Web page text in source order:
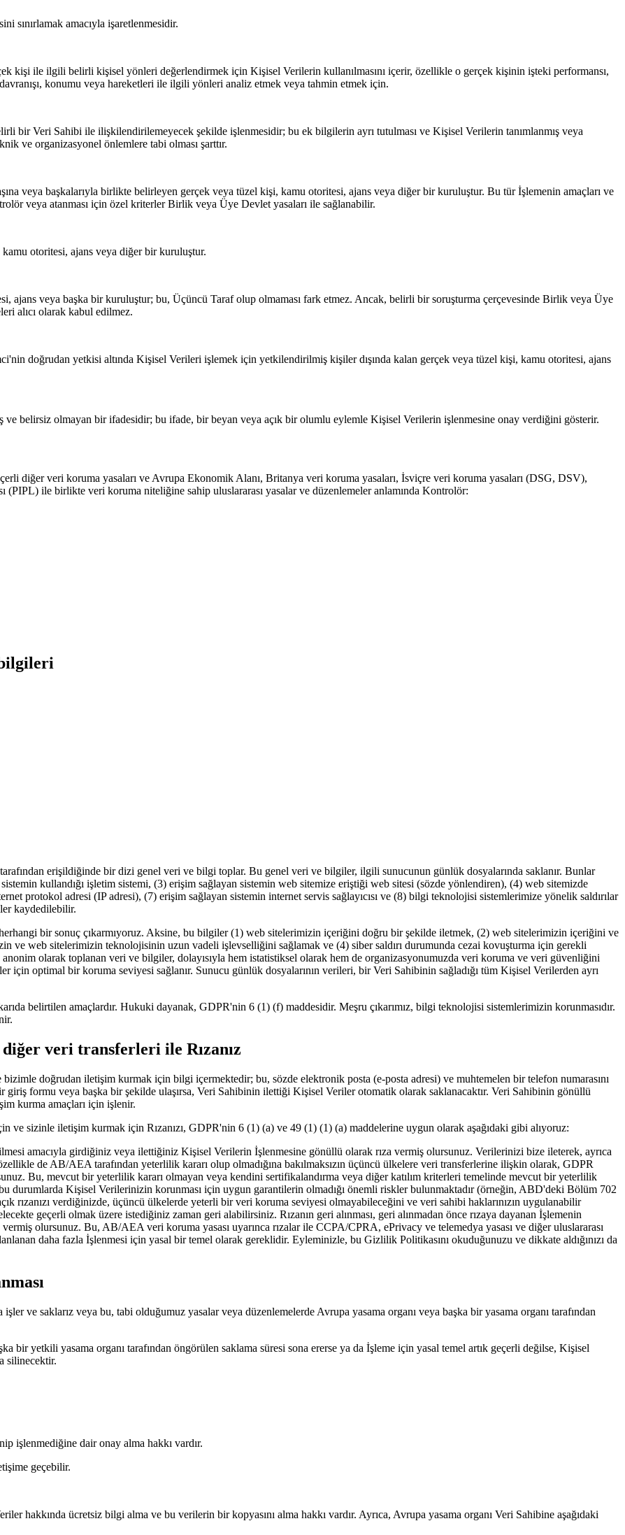
sınırlamak amacıyla işaretlenmesidir.
kişi ile ilgili belirli kişisel yönleri değerlendirmek için Kişisel Verilerin kullanılmasını içerir, özellikle o gerçek kişinin işteki performansı,
konumu veya hareketleri ile ilgili yönleri analiz etmek veya tahmin etmek için.
bir Veri Sahibi ile ilişkilendirilemeyecek şekilde işlenmesidir; bu ek bilgilerin ayrı tutulması ve Kişisel Verilerin tanımlanmış veya
ve organizasyonel önlemlere tabi olması şarttır.
veya başkalarıyla birlikte belirleyen gerçek veya tüzel kişi, kamu otoritesi, ajans veya diğer bir kuruluştur. Bu tür İşlemenin amaçları ve
veya atanması için özel kriterler Birlik veya Üye Devlet yasaları ile sağlanabilir.
otoritesi, ajans veya diğer bir kuruluştur.
ajans veya başka bir kuruluştur; bu, Üçüncü Taraf olup olmaması fark etmez. Ancak, belirli bir soruşturma çerçevesinde Birlik veya Üye
alıcı olarak kabul edilmez.
doğrudan yetkisi altında Kişisel Verileri işlemek için yetkilendirilmiş kişiler dışında kalan gerçek veya tüzel kişi, kamu otoritesi, ajans
belirsiz olmayan bir ifadesidir; bu ifade, bir beyan veya açık bir olumlu eylemle Kişisel Verilerin işlenmesine onay verdiğini gösterir.
diğer veri koruma yasaları ve Avrupa Ekonomik Alanı, Britanya veri koruma yasaları, İsviçre veri koruma yasaları (DSG, DSV),
ile birlikte veri koruma niteliğine sahip uluslararası yasalar ve düzenlemeler anlamında Kontrolör:
erişildiğinde bir dizi genel veri ve bilgi toplar. Bu genel veri ve bilgiler, ilgili sunucunun günlük dosyalarında saklanır. Bunlar
kullandığı işletim sistemi, (3) erişim sağlayan sistemin web sitemize eriştiği web sitesi (sözde yönlendiren), (4) web sitemizde
protokol adresi (IP adresi), (7) erişim sağlayan sistemin internet servis sağlayıcısı ve (8) bilgi teknolojisi sistemlerimize yönelik saldırılar
kaydedilebilir.
bir sonuç çıkarmıyoruz. Aksine, bu bilgiler (1) web sitelerimizin içeriğini doğru bir şekilde iletmek, (2) web sitelerimizin içeriğini ve
ve web sitelerimizin teknolojisinin uzun vadeli işlevselliğini sağlamak ve (4) siber saldırı durumunda cezai kovuşturma için gerekli
olarak toplanan veri ve bilgiler, dolayısıyla hem istatistiksel olarak hem de organizasyonumuzda veri koruma ve veri güvenliğini
için optimal bir koruma seviyesi sağlanır. Sunucu günlük dosyalarının verileri, bir Veri Sahibinin sağladığı tüm Kişisel Verilerden ayrı
belirtilen amaçlardır. Hukuki dayanak, GDPR'nin 6 (1) (f) maddesidir. Meşru çıkarımız, bilgi teknolojisi sistemlerimizin korunmasıdır.
diğer veri transferleri ile Rızanız
doğrudan iletişim kurmak için bilgi içermektedir; bu, sözde elektronik posta (e-posta adresi) ve muhtemelen bir telefon numarasını
formu veya başka bir şekilde ulaşırsa, Veri Sahibinin ilettiği Kişisel Veriler otomatik olarak saklanacaktır. Veri Sahibinin gönüllü
kurma amaçları için işlenir.
sizinle iletişim kurmak için Rızanızı, GDPR'nin 6 (1) (a) ve 49 (1) (1) (a) maddelerine uygun olarak aşağıdaki gibi alıyoruz:
amacıyla girdiğiniz veya ilettiğiniz Kişisel Verilerin İşlenmesine gönüllü olarak rıza vermiş olursunuz. Verilerinizi bize ileterek, ayrıca
de AB/AEA tarafından yeterlilik kararı olup olmadığına bakılmaksızın üçüncü ülkelere veri transferlerine ilişkin olarak, GDPR
Bu, mevcut bir yeterlilik kararı olmayan veya kendini sertifikalandırma veya diğer katılım kriterleri temelinde mevcut bir yeterlilik
durumlarda Kişisel Verilerinizin korunması için uygun garantilerin olmadığı önemli riskler bulunmaktadır (örneğin, ABD'deki Bölüm 702
verdiğinizde, üçüncü ülkelerde yeterli bir veri koruma seviyesi olmayabileceğini ve veri sahibi haklarınızın uygulanabilir
geçerli olmak üzere istediğiniz zaman geri alabilirsiniz. Rızanın geri alınması, geri alınmadan önce rızaya dayanan İşlemenin
olursunuz. Bu, AB/AEA veri koruma yasası uyarınca rızalar ile CCPA/CPRA, ePrivacy ve telemedya yasası ve diğer uluslararası
daha fazla İşlenmesi için yasal bir temel olarak gereklidir. Eyleminizle, bu Gizlilik Politikasını okuduğunuzu ve dikkate aldığınızı da
ve saklarız veya bu, tabi olduğumuz yasalar veya düzenlemelerde Avrupa yasama organı veya başka bir yasama organı tarafından
bir yetkili yasama organı tarafından öngörülen saklama süresi sona ererse ya da İşleme için yasal temel artık geçerli değilse, Kişisel
silinecektir.
işlenmediğine dair onay alma hakkı vardır.
geçebilir.
hakkında ücretsiz bilgi alma ve bu verilerin bir kopyasını alma hakkı vardır. Ayrıca, Avrupa yasama organı Veri Sahibine aşağıdaki